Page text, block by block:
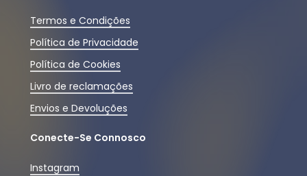
Termos e Condições
Política de Privacidade
Política de Cookies
Livro de reclamações
Envios e Devoluções
Conecte-Se Connosco
Instagram